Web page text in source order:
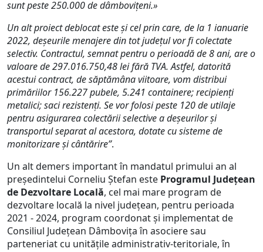
sunt peste 250.000 de dâmbovițeni.»
Un alt proiect deblocat este și cel prin care, de la 1 ianuarie
2022, deșeurile menajere din tot județul vor fi colectate
selectiv. Contractul, semnat pentru o perioadă de 8 ani, are o
valoare de 297.016.750,48 lei fără TVA. Astfel, datorită
acestui contract, de săptămâna viitoare, vom distribui
primăriilor 156.227 pubele, 5.241 containere; recipienți
metalici; saci rezistenți. Se vor folosi peste 120 de utilaje
pentru asigurarea colectării selective a deșeurilor și
transportul separat al acestora, dotate cu sisteme de
monitorizare și cântărire”.
Un alt demers important în mandatul primului an al
președintelui Corneliu Ștefan este Programul Județean
de Dezvoltare Locală, cel mai mare program de
dezvoltare locală la nivel județean, pentru perioada
2021 - 2024, program coordonat și implementat de
Consiliul Județean Dâmbovița în asociere sau
parteneriat cu unitățile administrativ-teritoriale, în